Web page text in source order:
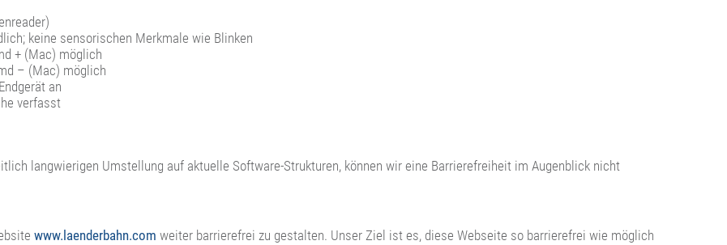
keine sensorischen Merkmale wie Blinken
+ (Mac) möglich
– (Mac) möglich
an
verfasst
langwierigen Umstellung auf aktuelle Software-Strukturen, können wir eine Barrierefreiheit im Augenblick nicht
www.laenderbahn.com weiter barrierefrei zu gestalten. Unser Ziel ist es, diese Webseite so barrierefrei wie möglich